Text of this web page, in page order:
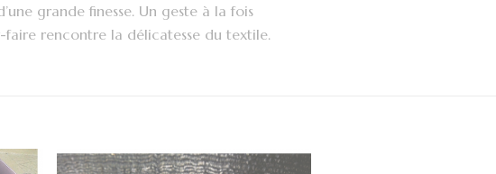
grande finesse. Un geste à la fois
faire rencontre la délicatesse du textile.